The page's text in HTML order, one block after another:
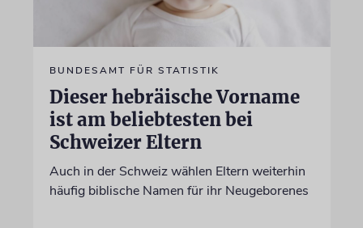
BUNDESAMT FÜR STATISTIK
Dieser hebräische Vorname
ist am beliebtesten bei
Schweizer Eltern
Auch in der Schweiz wählen Eltern weiterhin
häufig biblische Namen für ihr Neugeborenes